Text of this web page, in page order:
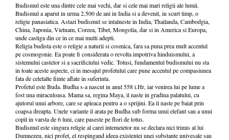
Budismul este una dintre cele mai vechi, dar si cele mai mari religii ale lumii.
Budismul a aparut in urma 2.500 de ani in India si a devenit, in scurt timp, o
religie panasiatica. Astazi budismul se intalneste in India, Thailanda, Cambodgia,
China, Japonia, Vietnam, Coreea, Tibet, Mongolia, dar si in America si Europa,
unde castiga din ce in ce mai multi adepti.
Religia budista este o religie a naturii si cosmica, fara sa puna prea mult accentul
pe cosmogonie. Ea poate fi considerata o revolta impotriva hinduismului, a
sistemului castelor si a sacrificiului vedic. Totusi, fundamentul budismului nu sta
in toate aceste aspecte, ci in mesajul profetului care pune accentul pe compasiunea
fata de celelalte fiinte aflate in suferinta.
Profetul este Buda. Budha s-a nascut in anul 558 i.Hr, iar venirea lui pe lume a
fost una miraculoasa. Mama sa, regina Maya, il naste in gradina palatului, cu
ajutorul unui arbore, care se apleaca pentru a o sprijini. Ea il naste pe baiat prin
coapsa dreapta. Unele variante il arata pe Budha sub forma unui elefant sau a unui
copil in varsta de 6 luni, care paseste pe flori de lotus.
Budismul este singura religie al carei intemeietor nu se declara nici trimis al lui
Dumnezeu, nici profet, el respingand ideea existentei unei substante univesale sau